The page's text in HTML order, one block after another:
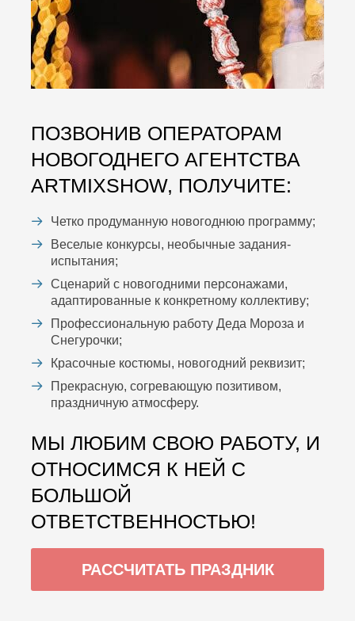
ПОЗВОНИВ ОПЕРАТОРАМ
НОВОГОДНЕГО АГЕНТСТВА
ARTMIXSHOW, ПОЛУЧИТЕ:
Четко продуманную новогоднюю программу;
Веселые конкурсы, необычные задания-
испытания;
Сценарий с новогодними персонажами,
адаптированные к конкретному коллективу;
Профессиональную работу Деда Мороза и
Снегурочки;
Красочные костюмы, новогодний реквизит;
Прекрасную, согревающую позитивом,
праздничную атмосферу.
МЫ ЛЮБИМ СВОЮ РАБОТУ, И
ОТНОСИМСЯ К НЕЙ С
БОЛЬШОЙ
ОТВЕТСТВЕННОСТЬЮ!
РАССЧИТАТЬ ПРАЗДНИК